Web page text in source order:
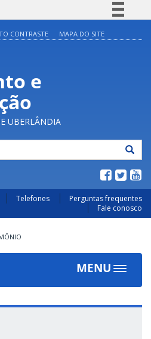
Acesso à informação
CONTRASTE MAPA DO SITE
e
UBERLÂNDIA
Telefones
Perguntas frequentes
Fale conosco
MENU
Toggle